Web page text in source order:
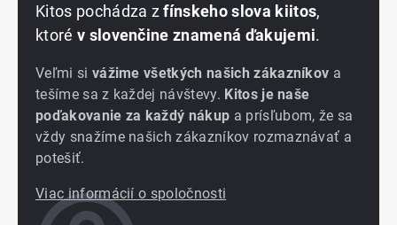
Kitos pochádza zfínskeho slova kiitos,
ktoré v slovenčine znamená ďakujemi.
Veľmi si vážime všetkých našich zákazníkov a
tešíme sa z každej návštevy. Kitos je naše
poďakovanie za každý nákup a prísľubom, že sa
vždy snažíme našich zákazníkov rozmaznávať a
potešiť.
Viac informácií o spoločnosti